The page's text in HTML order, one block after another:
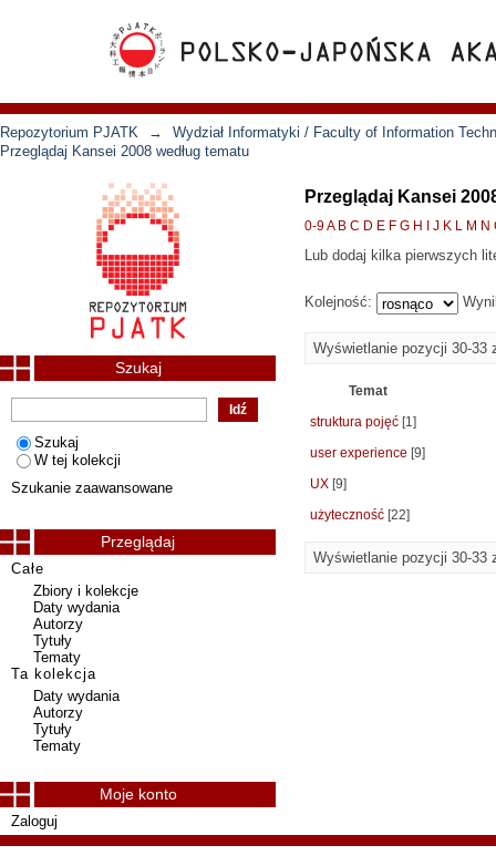
Repozytorium PJATK →
Wydział Informatyki / Faculty of Information
Przeglądaj Kansei 2008 według tematu
Przeglądaj Kansei
0-9A B C D E F G H J K L M N
Lub dodaj kilka pierwszych
Kolejność:
Wyświetlanie pozycji 30-33
Temat
struktura pojęć [1]
user experience [9]
UX [9]
użyteczność [22]
Wyświetlanie pozycji 30-33
Szukaj
Szukaj
W tej kolekcji
Szukanie zaawansowane
Przeglądaj
Całe
Zbiory i kolekcje
Daty wydania
Autorzy
Tytuły
Tematy
Ta kolekcja
Daty wydania
Autorzy
Tytuły
Tematy
Moje konto
Zaloguj